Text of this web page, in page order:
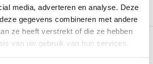
media, adverteren en analyse. Deze
gegevens combineren met andere
ze heeft verstrekt of die ze hebben
van uw gebruik van hun services.
Groot aantal nodig?
een offerte aan te vragen